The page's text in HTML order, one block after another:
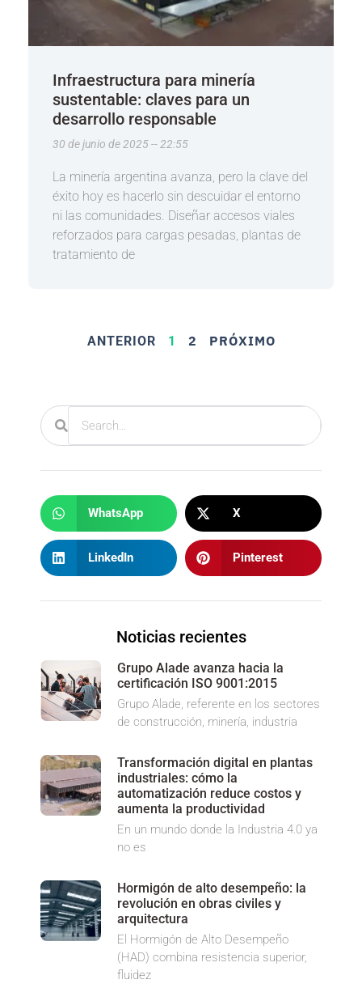
Infraestructura para minería
sustentable: claves para un
desarrollo responsable
30 de junio de 2025 22:55
La minería argentina avanza, pero la clave del
éxito hoy es hacerlo sin descuidar el entorno
ni las comunidades. Diseñar accesos viales
reforzados para cargas pesadas, plantas de
tratamiento de
ANTERIOR 1 2 PRÓXIMO
WhatsApp X
LinkedIn Pinterest
Noticias recientes
Grupo Alade avanza hacia la
certificación ISO 9001:2015
Grupo Alade, referente en los sectores
de construcción, minería, industria
Transformación digital en plantas
industriales: cómo la
automatización reduce costos y
aumenta la productividad
En un mundo donde la Industria 4.0 ya
no es
Hormigón de alto desempeño: la
revolución en obras civiles y
arquitectura
El Hormigón de Alto Desempeño
(HAD) combina resistencia superior,
fluidez